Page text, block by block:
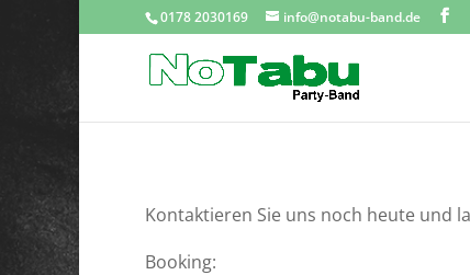
0178 2030169 info@notabu-band.de
Kontaktieren Sie uns noch heute und
Booking: